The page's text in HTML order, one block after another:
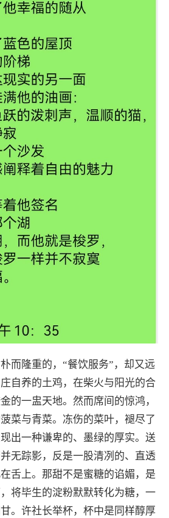
而隆重的，“餐饮服务”，却又远
自养的土鸡，在柴火与阳光的合
的一盅天地。然而席间的惊鸿，
菜与青菜。冻伤的菜叶，褪尽了
出一种谦卑的、墨绿的厚实。送
无踪影，反是一股清冽的、直透
舌上。那甜不是蜜糖的谄媚，是
将毕生的淀粉默默转化为糖，一
。许社长举杯，杯中是同样醇厚